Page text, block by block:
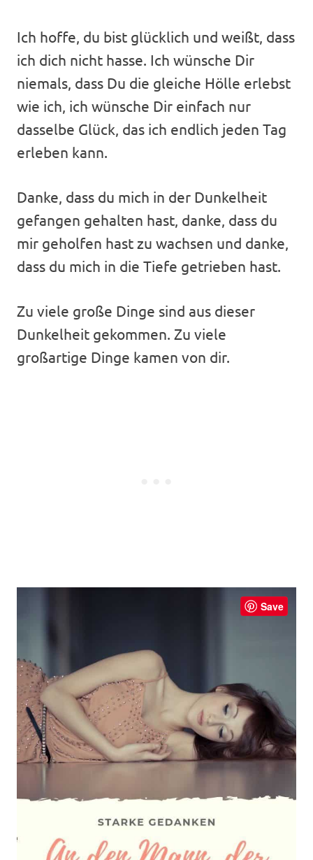
Ich hoffe, du bist glücklich und weißt, dass
ich dich nicht hasse. Ich wünsche Dir
niemals, dass Du die gleiche Hölle erlebst
wie ich, ich wünsche Dir einfach nur
dasselbe Glück, das ich endlich jeden Tag
erleben kann.
Danke, dass du mich in der Dunkelheit
gefangen gehalten hast, danke, dass du
mir geholfen hast zu wachsen und danke,
dass du mich in die Tiefe getrieben hast.
Zu viele große Dinge sind aus dieser
Dunkelheit gekommen. Zu viele
großartige Dinge kamen von dir.
Save